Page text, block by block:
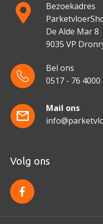
Bezoekadres
De Alde Mar 8
9035 VP
Bel ons
0517 - 76 4000
Mail ons
Volg ons
f
a
c
e